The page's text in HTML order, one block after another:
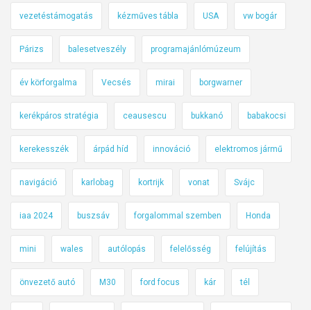
vezetéstámogatás kézműves tábla USA vw bogár
Párizs balesetveszély programajánlómúzeum
év körforgalma Vecsés mirai borgwarner
kerékpáros stratégia ceausescu bukkanó babakocsi
kerekesszék árpád híd innováció elektromos jármű
navigáció karlobag kortrijk vonat Svájc
iaa 2024 buszsáv forgalommal szemben Honda
mini wales autólopás felelősség felújítás
önvezető autó M30 ford focus kár tél